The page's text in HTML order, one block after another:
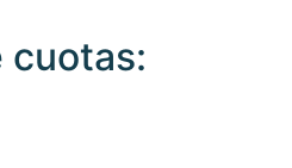
cuotas: